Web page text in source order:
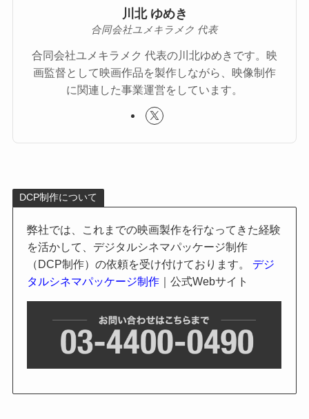
川北 ゆめき
合同会社ユメキラメク 代表
合同会社ユメキラメク 代表の川北ゆめきです。映
画監督として映画作品を製作しながら、映像制作
に関連した事業運営をしています。
DCP制作について
弊社では、これまでの映画製作を行なってきた経験
を活かして、デジタルシネマパッケージ制作
（DCP制作）の依頼を受け付けております。 デジ
タルシネマパッケージ制作 ｜公式Webサイト